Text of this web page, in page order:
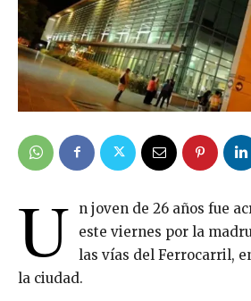
U
n joven de 26 años fue
este viernes por la
las vías del Ferrocarril,
la ciudad.